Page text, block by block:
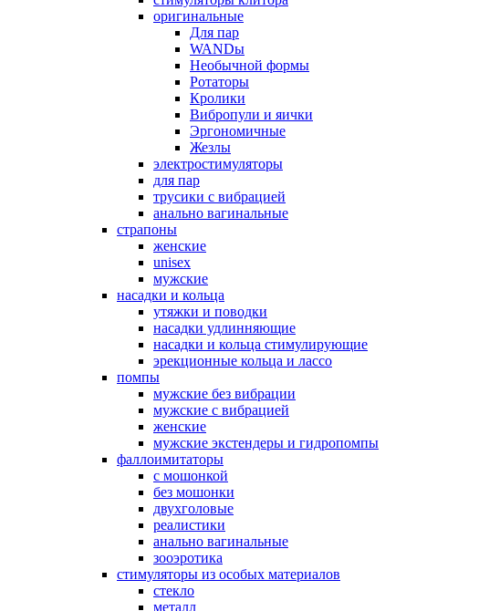
оригинальные
Для пар
WANDы
Необычной формы
Ротаторы
Кролики
Вибропули и яички
Эргономичные
Жезлы
электростимуляторы
для пар
трусики с вибрацией
анально вагинальные
страпоны
женские
unisex
мужские
насадки и кольца
утяжки и поводки
насадки удлинняющие
насадки и кольца стимулирующие
эрекционные кольца и лассо
помпы
мужские без вибрации
мужские с вибрацией
женские
мужские экстендеры и гидропомпы
фаллоимитаторы
с мошонкой
без мошонки
двухголовые
реалистики
анально вагинальные
зооэротика
стимуляторы из особых материалов
стекло
металл